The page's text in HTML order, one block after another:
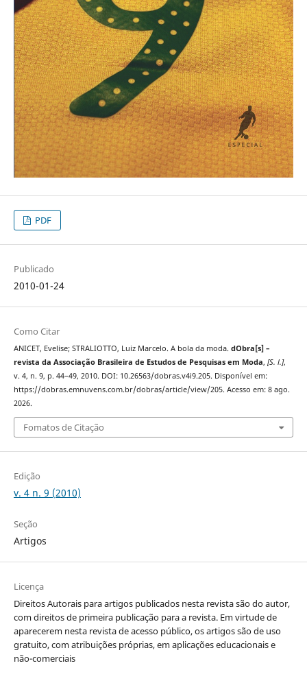
PDF
Publicado
2010-01-24
Como Citar
ANICET, Evelise; STRALIOTTO, Luiz Marcelo. A bola da moda. dObra[s] –
revista da Associação Brasileira de Estudos de Pesquisas em Moda, [S. l.],
v. 4, n. 9, p. 44–49, 2010. DOI: 10.26563/dobras.v4i9.205. Disponível em:
https://dobras.emnuvens.com.br/dobras/article/view/205. Acesso em: 8 ago.
2026.
Fomatos de Citação
Edição
v. 4 n. 9 (2010)
Seção
Artigos
Licença
Direitos Autorais para artigos publicados nesta revista são do autor,
com direitos de primeira publicação para a revista. Em virtude de
aparecerem nesta revista de acesso público, os artigos são de uso
gratuito, com atribuições próprias, em aplicações educacionais e
não-comerciais